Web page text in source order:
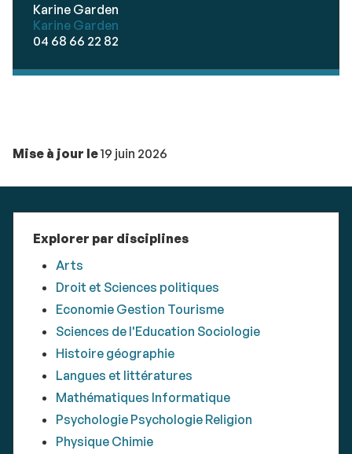
Karine Garden
Karine Garden
04 68 66 22 82
Mise à jour le19 juin 2026
Explorer par disciplines
Arts
Droit et Sciences politiques
Economie Gestion Tourisme
Sciences de l'Education Sociologie
Histoire géographie
Langues et littératures
Mathématiques Informatique
Psychologie Psychologie Religion
Physique Chimie